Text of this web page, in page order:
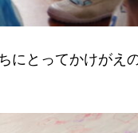
にとってかけがえ